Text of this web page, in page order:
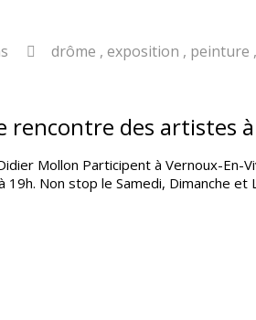
drôme , exposition , peinture ,
rencontre des artistes
Mollon Participent à Vernoux-En-
19h. Non stop le Samedi, Dimanche et